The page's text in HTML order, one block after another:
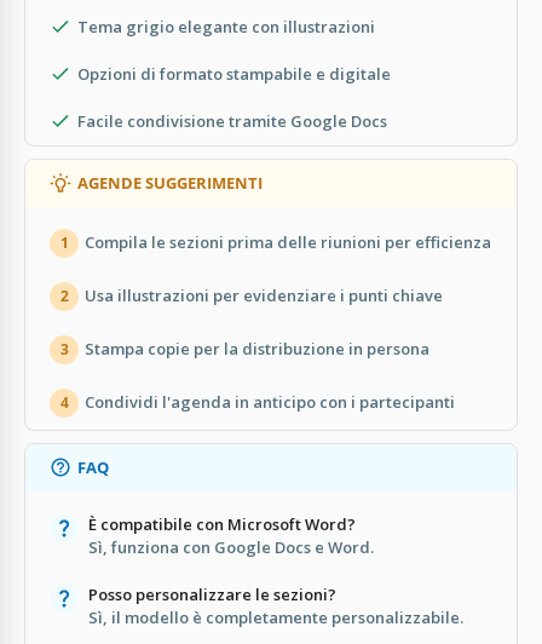
Tema grigio elegante con illustrazioni
Opzioni di formato stampabile e digitale
Facile condivisione tramite Google Docs
AGENDE SUGGERIMENTI
1 Compila le sezioni prima delle riunioni per efficienza
2 Usa illustrazioni per evidenziare i punti chiave
3 Stampa copie per la distribuzione in persona
4 Condividi l'agenda in anticipo con i partecipanti
FAQ
È compatibile con Microsoft Word?
Sì, funziona con Google Docs e Word.
Posso personalizzare le sezioni?
Sì, il modello è completamente personalizzabile.